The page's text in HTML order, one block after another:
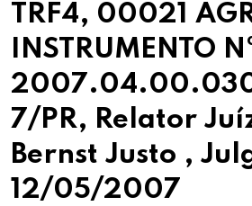
TRF4, 00021
INSTRUMENTO
7/PR, Relator
Bernst Justo ,
12/05/2007